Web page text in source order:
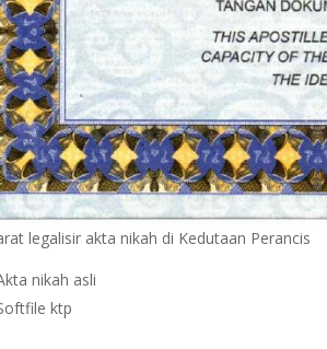
legalisir akta nikah di Kedutaan Perancis
nikah asli
ktp